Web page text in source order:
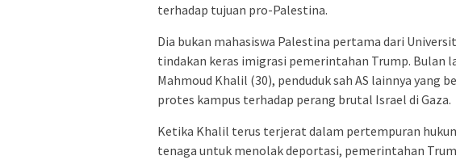
terhadap tujuan pro-Palestina.
Dia bukan mahasiswa Palestina pertama dari
tindakan keras imigrasi pemerintahan Trump. Bulan
Mahmoud Khalil (30), penduduk sah AS lainnya yang
protes kampus terhadap perang brutal Israel di Gaza.
Ketika Khalil terus terjerat dalam pertempuran
tenaga untuk menolak deportasi, pemerintahan